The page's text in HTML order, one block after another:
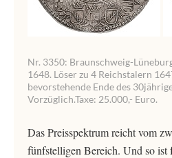
Nr. 3350: Braunschweig-
1648. Löser zu 4 Reichstalern
bevorstehende Ende des
Vorzüglich.Taxe: 25.000,- Euro.
Das Preisspektrum reicht vom
fünfstelligen Bereich. Und so ist